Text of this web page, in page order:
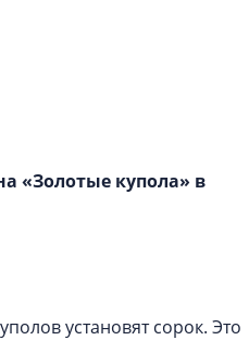
«Золотые купола» в
установят сорок. Это
один центр